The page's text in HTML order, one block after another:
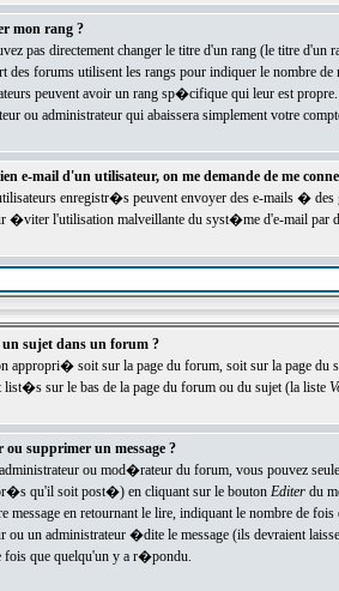
mon rang ?
pas directement changer le titre d'un rang (le titre d'un
forums utilisent les rangs pour indiquer le nombre de
peuvent avoir un rang sp�cifique qui leur est
ou administrateur qui abaissera simplement votre
e-mail d'un utilisateur, on me demande de me
enregistr�s peuvent envoyer des e-mails �
l'utilisation malveillante du syst�me d'e-mail par
sujet dans un forum ?
appropri� soit sur la page du forum, soit sur la page du
sur le bas de la page du forum ou du sujet (la liste
supprimer un message ?
ou mod�rateur du forum, vous pouvez
qu'il soit post�) en cliquant sur le bouton Editerdu
message en retournant le lire, indiquant le nombre
un administrateur �dite le message (ils devraient
fois que quelqu'un y a r�pondu.